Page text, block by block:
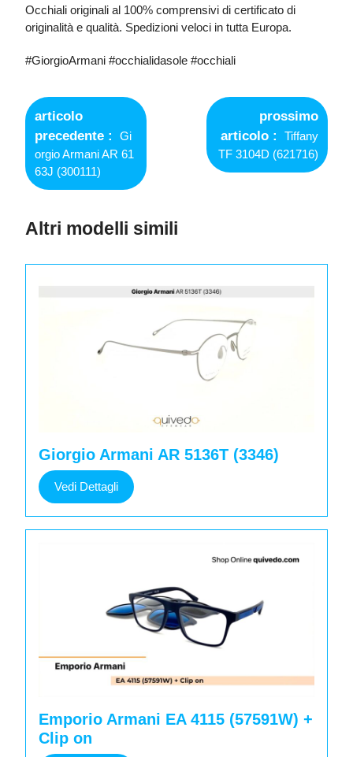
Occhiali originali al 100% comprensivi di certificato di
originalità e qualità. Spedizioni veloci in tutta Europa.
#GiorgioArmani #occhialidasole #occhiali
Navigazione
articoli
articolo
precedente
Older
Posts
Gi
orgio Armani AR 61
63J (300111)
prossimo
articolo
Newer
Posts
Tiffany
TF 3104D (621716)
Altri modelli simili
Giorgio Armani AR 5136T (3346)
Vedi DettagliVedi
Dettagli
Emporio Armani EA 4115 (57591W) +
Clip on